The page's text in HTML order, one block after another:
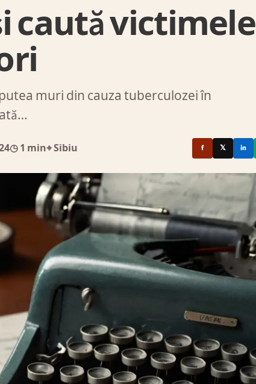
caută victimele
muri din cauza tuberculozei în
◷ 1 min⌖ Sibiu f 𝕏 in